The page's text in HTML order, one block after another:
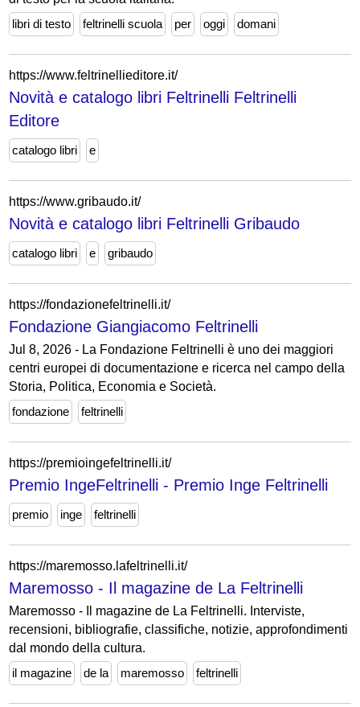
libri di testo
feltrinelli scuola per oggi domani
https://www.feltrinellieditore.it/
Novità e catalogo libri Feltrinelli Feltrinelli
Editore
catalogo libri e
https://www.gribaudo.it/
Novità e catalogo libri Feltrinelli Gribaudo
catalogo libri e gribaudo
https://fondazionefeltrinelli.it/
Fondazione Giangiacomo Feltrinelli
Jul 8, 2026 - La Fondazione Feltrinelli è uno dei maggiori
centri europei di documentazione e ricerca nel campo della
Storia, Politica, Economia e Società.
fondazione
feltrinelli
https://premioingefeltrinelli.it/
Premio IngeFeltrinelli - Premio Inge Feltrinelli
premio inge feltrinelli
https://maremosso.lafeltrinelli.it/
Maremosso - Il magazine de La Feltrinelli
Maremosso - Il magazine de La Feltrinelli. Interviste,
recensioni, bibliografie, classifiche, notizie, approfondimenti
dal mondo della cultura.
il magazine
de la maremosso feltrinelli